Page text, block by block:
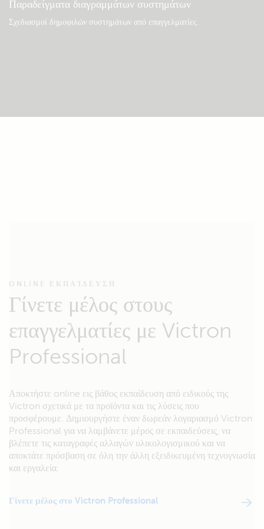
Παραδείγματα διαγραμμάτων συστημάτων
Σχεδιασμοί δημοφιλών συστημάτων από επαγγελματίες.
ONLINE ΕΚΠΑΊΔΕΥΣΗ
Γίνετε μέλος στους
επαγγελματίες με Victron
Professional
Αποκτήστε online εις βάθος εκπαίδευση από ειδικούς της
Victron σχετικά με τα προϊόντα και τις λύσεις που
προσφέρουμε. Δημιουργήστε έναν δωρεάν λογαριασμό Victron
Professional για να λαμβάνετε μέρος σε εκπαιδεύσεις, να
βλέπετε τις καταγραφές αλλαγών υλικολογισμικού και να
αποκτάτε πρόσβαση σε όλη την άλλη εξειδικευμένη τεχνογνωσία
και εργαλεία.
Γίνετε μέλος στο Victron Professional